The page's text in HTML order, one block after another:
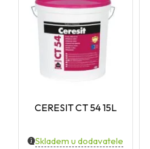
CERESIT CT 54 15L
Skladem u dodavatele